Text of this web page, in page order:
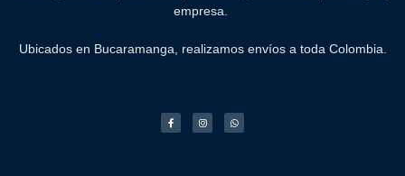
empresa.
Ubicados en Bucaramanga, realizamos envíos a toda Colombia.